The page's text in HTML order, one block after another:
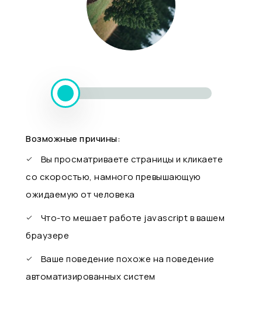
Возможные причины:
Вы просматриваете страницы и кликаете
со скоростью, намного превышающую
ожидаемую от человека
Что-то мешает работе javascript в вашем
браузере
Ваше поведение похоже на поведение
автоматизированных систем